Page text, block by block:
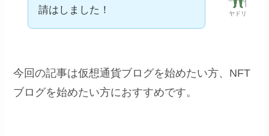
ヤドリ
請はしました！
今回の記事は仮想通貨ブログを始めたい方、NFT
ブログを始めたい方におすすめです。